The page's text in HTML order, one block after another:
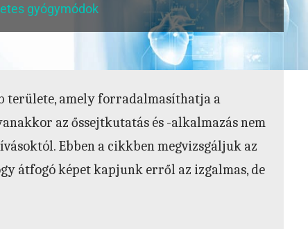
gyógymódok
területe, amely forradalmasíthatja a
az őssejtkutatás és -alkalmazás nem
Ebben a cikkben megvizsgáljuk az
átfogó képet kapjunk erről az izgalmas, de